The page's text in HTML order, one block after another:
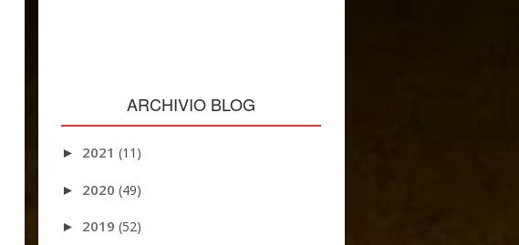
ARCHIVIO BLOG
► 2021 (11)
► 2020 (49)
► 2019 (52)